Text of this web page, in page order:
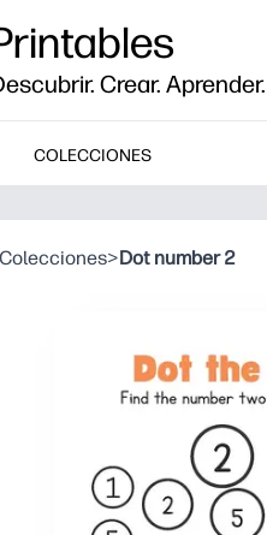
Crear. Aprender.
COLECCIONES
Colecciones>Dot number 2